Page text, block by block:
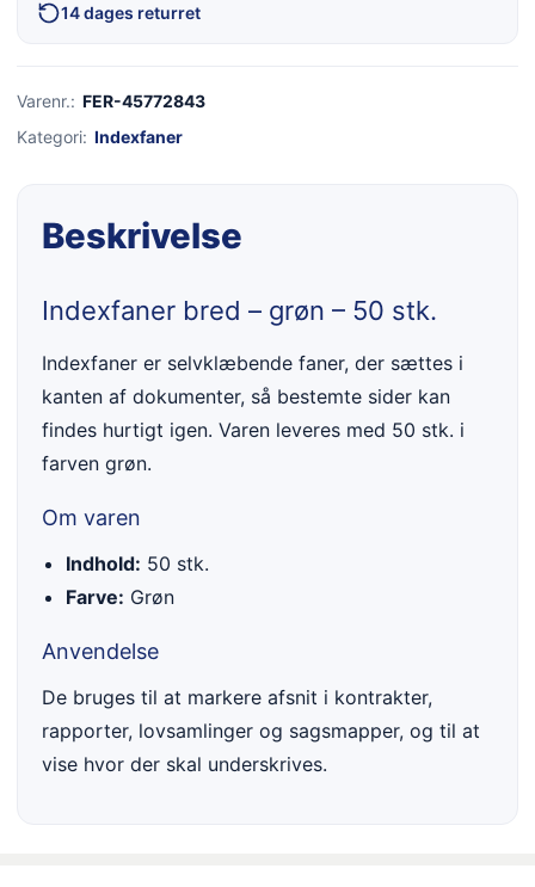
14 dages returret
Varenr.: FER-45772843
Kategori: Indexfaner
Beskrivelse
Indexfaner bred – grøn – 50 stk.
Indexfaner er selvklæbende faner, der sættes i
kanten af dokumenter, så bestemte sider kan
findes hurtigt igen. Varen leveres med 50 stk. i
farven grøn.
Om varen
Indhold: 50 stk.
Farve: Grøn
Anvendelse
De bruges til at markere afsnit i kontrakter,
rapporter, lovsamlinger og sagsmapper, og til at
vise hvor der skal underskrives.